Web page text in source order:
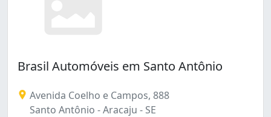
Brasil Automóveis em Santo Antônio
Avenida Coelho e Campos, 888
Santo Antônio - Aracaju - SE